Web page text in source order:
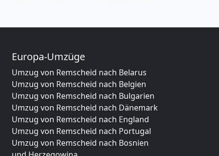
Europa-Umzüge
Umzug von Remscheid nach Belarus
Umzug von Remscheid nach Belgien
Umzug von Remscheid nach Bulgarien
Umzug von Remscheid nach Dänemark
Umzug von Remscheid nach England
Umzug von Remscheid nach Portugal
Umzug von Remscheid nach Bosnien